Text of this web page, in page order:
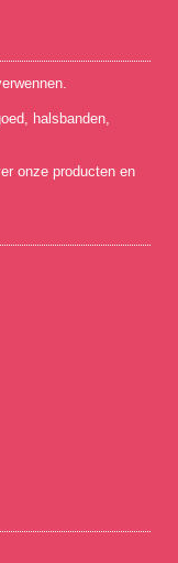
halsbanden,
onze producten en